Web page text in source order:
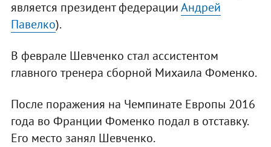
является президент федерацииАндрей
Павелко).
В феврале Шевченко стал ассистентом
главного тренера сборной Михаила Фоменко.
После поражения на Чемпинате Европы 2016
года во Франции Фоменко подал в отставку.
Его место занял Шевченко.